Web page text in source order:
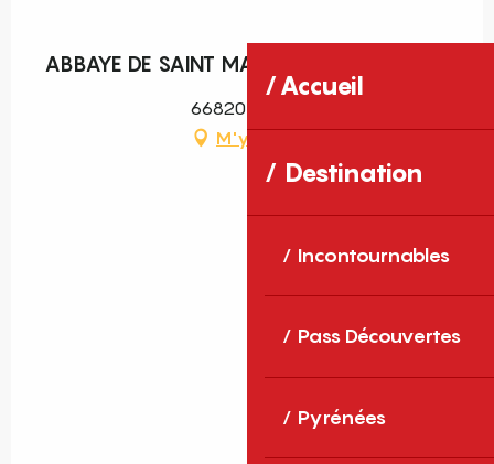
Accueil
Destination
Incontournables
Pass Découvertes
Pyrénées
ABBAYE DE SAINT MARTIN DU CANIGOU
66820 Casteil
M'y rendre